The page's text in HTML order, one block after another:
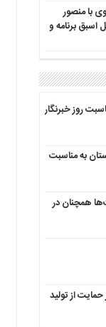
با منصور
اسبق برنامه و
روز خبرنگار
به مناسبت
همچنان در
از تولید